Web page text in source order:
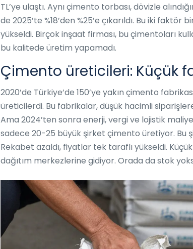
TL’ye ulaştı. Aynı çimento torbası, dövizle
de 2025’te %18’den %25’e çıkarıldı. Bu iki
yükseldi. Birçok inşaat firması, bu çimentoları
bu kalitede üretim yapamadı.
Çimento üreticileri: Küçük
2020’de Türkiye’de 150’ye yakın çimento
üreticilerdi. Bu fabrikalar, düşük hacimli
Ama 2024’ten sonra enerji, vergi ve lojistik
sadece 20-25 büyük şirket çimento üretiyor. Bu
Rekabet azaldı, fiyatlar tek taraflı yükseldi.
dağıtım merkezlerine gidiyor. Orada da stok